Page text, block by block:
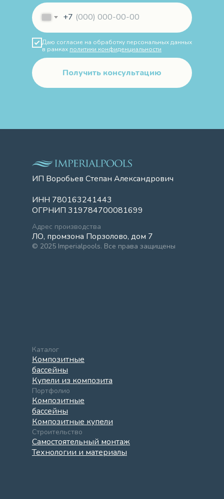
+7
Даю согласие на обработку персональных данных
в рамках политики конфиденциальности
Получить консультацию
ИП Воробьев Степан Александрович
ИНН 780163241443
ОГРНИП 319784700081699
Адрес производства
ЛО, промзона Порзолово, дом 7
© 2025 Imperialpools. Все права защищены
Каталог
Композитные
бассейны
Купели из композита
Портфолио
Композитные
бассейны
Композитные купели
Строительство
Самостоятельный монтаж
Технологии и материалы